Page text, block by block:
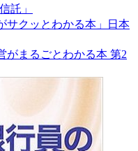
託」
サクッとわかる本」日本
がまるごとわかる本 第2